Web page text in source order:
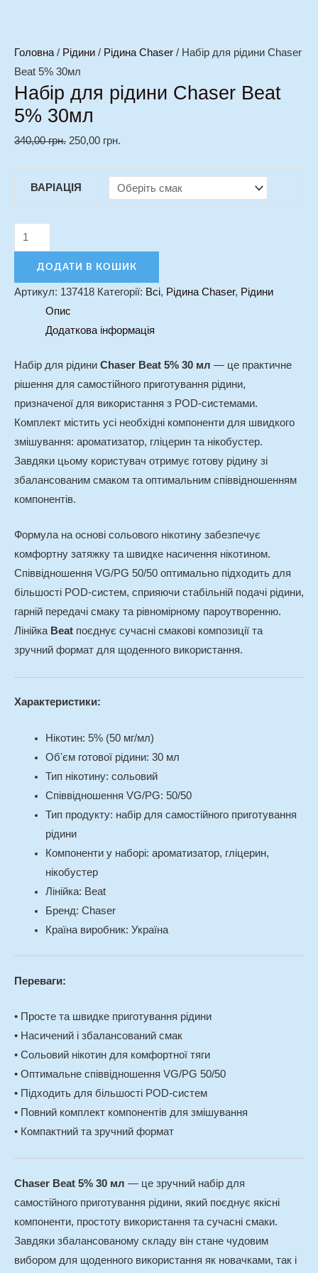
Головна/ Рідини / Рідина Chaser / Набір для рідини Chaser
Beat 5% 30мл
Набір для рідини Chaser Beat
5% 30мл
340,00грн. 250,00 грн.
ВАРІАЦІЯ
ДОДАТИ В КОШИК
Артикул: 137418 Категорії: Всі, Рідина Chaser, Рідини
Опис
Додаткова інформація
Набір для рідини Chaser Beat 5% 30 мл — це практичне
рішення для самостійного приготування рідини,
призначеної для використання з POD-системами.
Комплект містить усі необхідні компоненти для швидкого
змішування: ароматизатор, гліцерин та нікобустер.
Завдяки цьому користувач отримує готову рідину зі
збалансованим смаком та оптимальним співвідношенням
компонентів.
Формула на основі сольового нікотину забезпечує
комфортну затяжку та швидке насичення нікотином.
Співвідношення VG/PG 50/50 оптимально підходить для
більшості POD-систем, сприяючи стабільній подачі рідини,
гарній передачі смаку та рівномірному пароутворенню.
Лінійка Beat поєднує сучасні смакові композиції та
зручний формат для щоденного використання.
Характеристики:
Нікотин: 5% (50 мг/мл)
Обʼєм готової рідини: 30 мл
Тип нікотину: сольовий
Співвідношення VG/PG: 50/50
Тип продукту: набір для самостійного приготування
рідини
Компоненти у наборі: ароматизатор, гліцерин,
нікобустер
Лінійка: Beat
Бренд: Chaser
Країна виробник: Україна
Переваги:
• Просте та швидке приготування рідини
• Насичений і збалансований смак
• Сольовий нікотин для комфортної тяги
• Оптимальне співвідношення VG/PG 50/50
• Підходить для більшості POD-систем
• Повний комплект компонентів для змішування
• Компактний та зручний формат
Chaser Beat 5% 30 мл — це зручний набір для
самостійного приготування рідини, який поєднує якісні
компоненти, простоту використання та сучасні смаки.
Завдяки збалансованому складу він стане чудовим
вибором для щоденного використання як новачками, так і